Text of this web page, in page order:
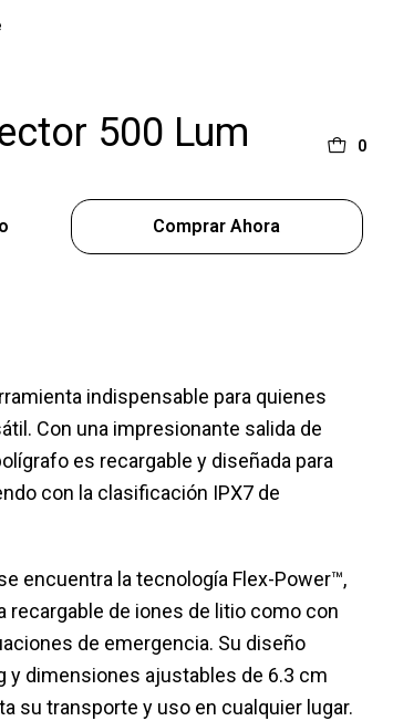
0
500 Lum
Comprar Ahora
indispensable para quienes
Con una impresionante salida de
es recargable y diseñada para
con la clasificación IPX7 de
encuentra la tecnología Flex-Power™,
recargable de iones de litio como con
de emergencia. Su diseño
y dimensiones ajustables de 6.3 cm
su transporte y uso en cualquier lugar.